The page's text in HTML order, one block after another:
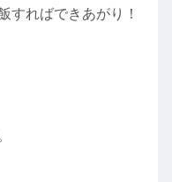
すればできあがり！